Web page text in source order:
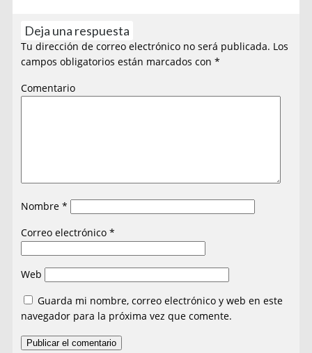
Deja una respuesta
Tu dirección de correo electrónico no será publicada. Los
campos obligatorios están marcados con*
Comentario
Nombre*
Correo electrónico*
Web
Guarda mi nombre, correo electrónico y web en este
navegador para la próxima vez que comente.